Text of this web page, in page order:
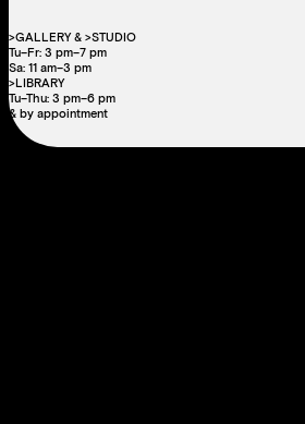
>GALLERY & >STUDIO
Tu–Fr: 3 pm–7 pm
Sa: 11 am–3 pm
>LIBRARY
Tu–Thu: 3 pm–6 pm
& by appointment